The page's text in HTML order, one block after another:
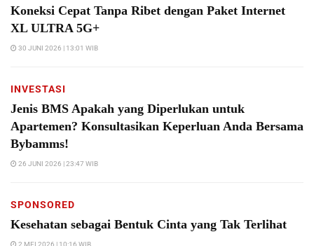
Koneksi Cepat Tanpa Ribet dengan Paket Internet
XL ULTRA 5G+
30 JUNI 2026 | 13:01 WIB
INVESTASI
Jenis BMS Apakah yang Diperlukan untuk
Apartemen? Konsultasikan Keperluan Anda Bersama
Bybamms!
26 JUNI 2026 | 23:47 WIB
SPONSORED
Kesehatan sebagai Bentuk Cinta yang Tak Terlihat
2 MEI 2026 | 10:16 WIB